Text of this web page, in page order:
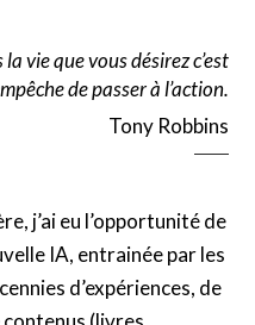
vie que vous désirez c’est
de passer à l’action.
Tony Robbins
j’ai eu l’opportunité de
IA, entrainée par les
d’expériences, de